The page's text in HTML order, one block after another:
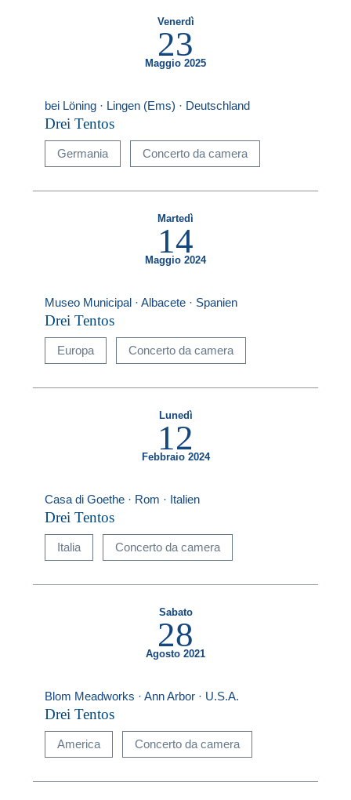
Venerdì
23
Maggio 2025
bei Löning · Lingen (Ems) · Deutschland
Drei Tentos
Germania Concerto da camera
Martedì
14
Maggio 2024
Museo Municipal · Albacete · Spanien
Drei Tentos
Europa Concerto da camera
Lunedì
12
Febbraio 2024
Casa di Goethe · Rom · Italien
Drei Tentos
Italia Concerto da camera
Sabato
28
Agosto 2021
Blom Meadworks · Ann Arbor · U.S.A.
Drei Tentos
America Concerto da camera